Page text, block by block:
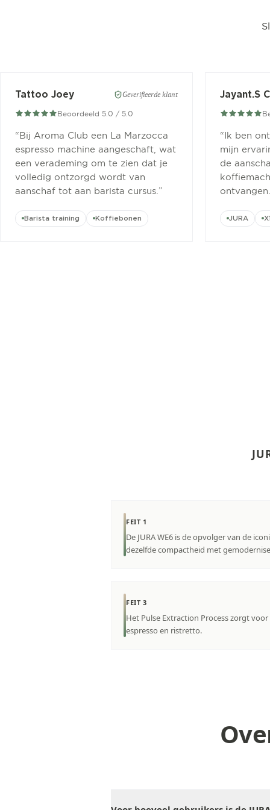
Tattoo Joey Geverifieerde klant
Beoordeeld 5.0 / 5.0
“Bij Aroma Club een La Marzocca
espresso machine aangeschaft, wat
een verademing om te zien dat je
volledig ontzorgd wordt van
aanschaf tot aan barista cursus. ”
Barista training Koffiebonen
Jayant.S
“Ik ben
mijn
de
ontvangen.
JURA
FEIT 1
De JURA WE6 is de opvolger van de
dezelfde compactheid met
FEIT 3
Het Pulse Extraction Process zorgt
espresso en ristretto.